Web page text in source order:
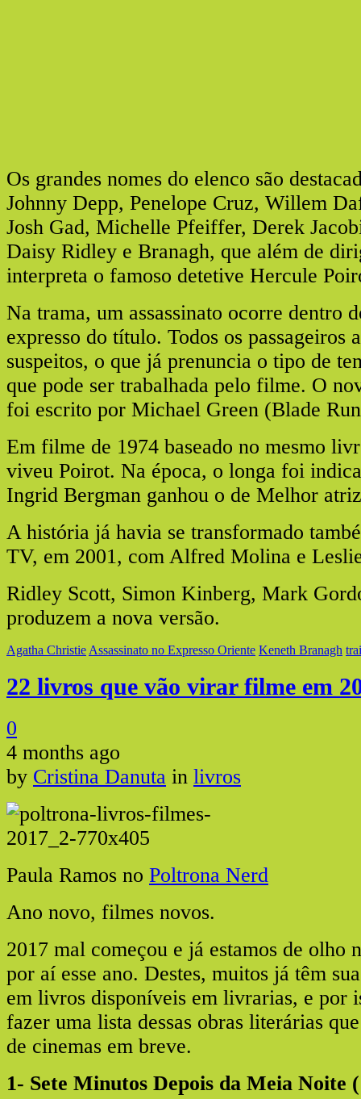
Os grandes nomes do elenco são
Johnny Depp, Penelope Cruz, Willem
Josh Gad, Michelle Pfeiffer, Derek
Daisy Ridley e Branagh, que além de
interpreta o famoso detetive Hercule
Na trama, um assassinato ocorre dentro
expresso do título. Todos os passageiros
suspeitos, o que já prenuncia o tipo de
que pode ser trabalhada pelo filme. O
foi escrito por Michael Green (Blade
Em filme de 1974 baseado no mesmo
viveu Poirot. Na época, o longa foi
Ingrid Bergman ganhou o de Melhor
A história já havia se transformado
TV, em 2001, com Alfred Molina e
Ridley Scott, Simon Kinberg, Mark
produzem a nova versão.
Agatha Christie Assassinato no Expresso Oriente Keneth Branagh
22 livros que vão virar filme em
0
4 months ago
by Cristina Danuta in livros
Paula Ramos no Poltrona Nerd
Ano novo, filmes novos.
2017 mal começou e já estamos de olho
por aí esse ano. Destes, muitos já têm
em livros disponíveis em livrarias, e por
fazer uma lista dessas obras literárias
de cinemas em breve.
1- Sete Minutos Depois da Meia Noite